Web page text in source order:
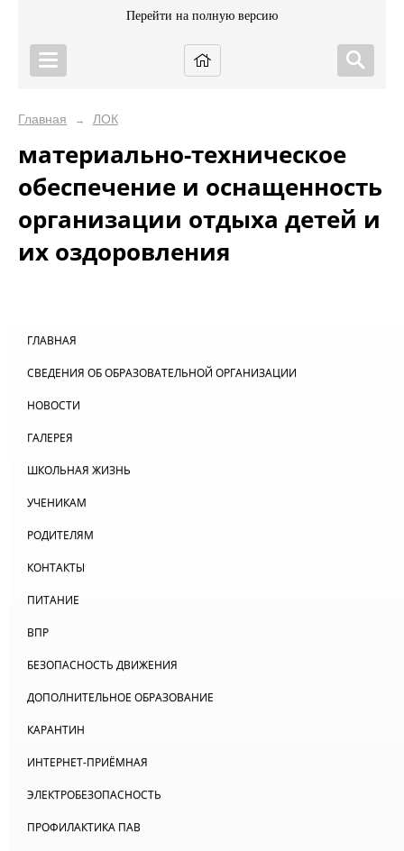
Перейти на полную версию
Главная → ЛОК
материально-техническое
обеспечение и оснащенность
организации отдыха детей и
их оздоровления
ГЛАВНАЯ
СВЕДЕНИЯ ОБ ОБРАЗОВАТЕЛЬНОЙ ОРГАНИЗАЦИИ
НОВОСТИ
ГАЛЕРЕЯ
ШКОЛЬНАЯ ЖИЗНЬ
УЧЕНИКАМ
РОДИТЕЛЯМ
КОНТАКТЫ
ПИТАНИЕ
ВПР
БЕЗОПАСНОСТЬ ДВИЖЕНИЯ
ДОПОЛНИТЕЛЬНОЕ ОБРАЗОВАНИЕ
КАРАНТИН
ИНТЕРНЕТ-ПРИЁМНАЯ
ЭЛЕКТРОБЕЗОПАСНОСТЬ
ПРОФИЛАКТИКА ПАВ